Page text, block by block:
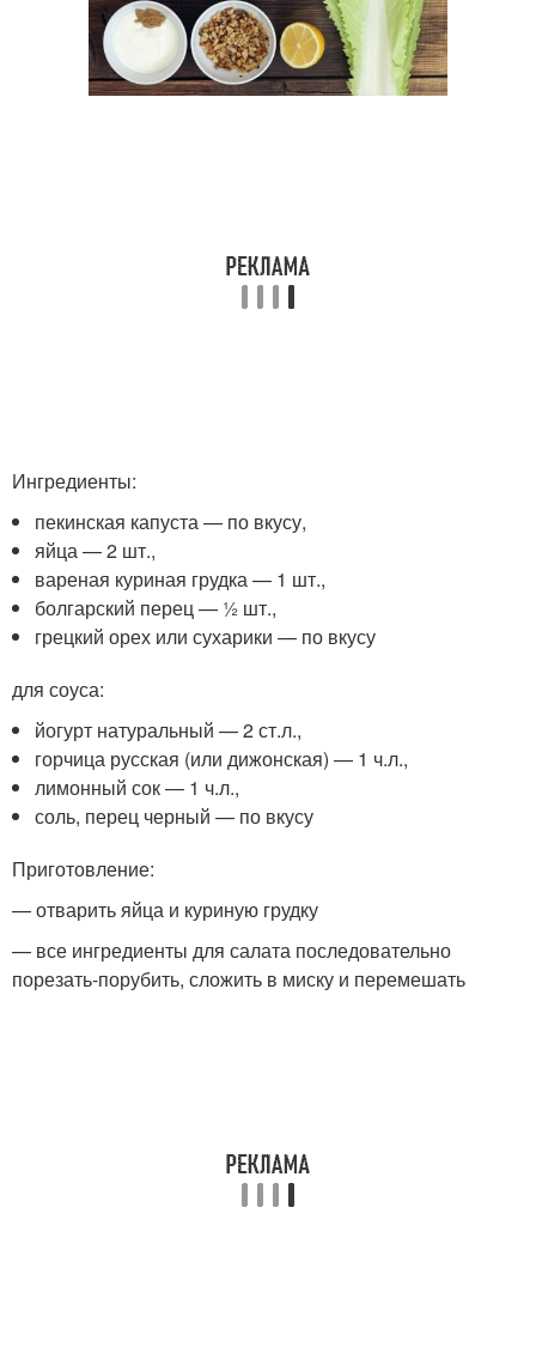
Ингредиенты:
пекинская капуста — по вкусу,
яйца — 2 шт.,
вареная куриная грудка — 1 шт.,
болгарский перец — ½ шт.,
грецкий орех или сухарики — по вкусу
для соуса:
йогурт натуральный — 2 ст.л.,
горчица русская (или дижонская) — 1 ч.л.,
лимонный сок — 1 ч.л.,
соль, перец черный — по вкусу
Приготовление:
— отварить яйца и куриную грудку
— все ингредиенты для салата последовательно
порезать-порубить, сложить в миску и перемешать